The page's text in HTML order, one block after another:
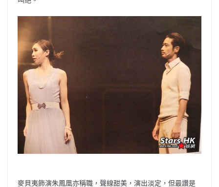
麥貝夷飾演朱鳳凰亦稱職，聲線甜美，演出淡定，但最讚是